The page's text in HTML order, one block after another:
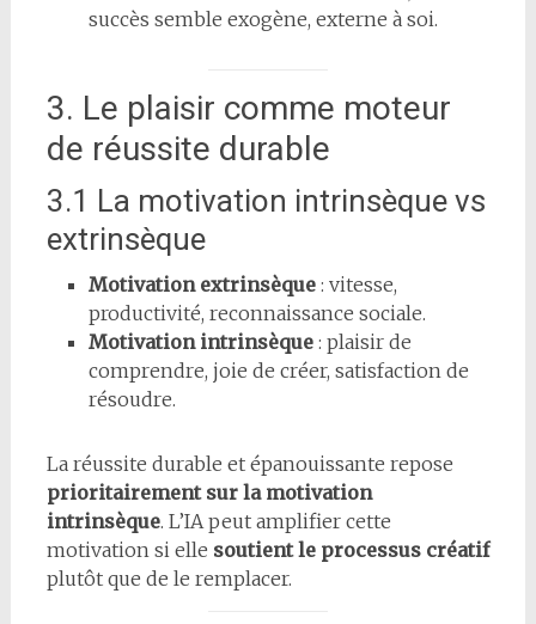
succès semble exogène, externe à soi.
3. Le plaisir comme moteur
de réussite durable
3.1 La motivation intrinsèque vs
extrinsèque
Motivation extrinsèque: vitesse,
productivité, reconnaissance sociale.
Motivation intrinsèque: plaisir de
comprendre, joie de créer, satisfaction de
résoudre.
La réussite durable et épanouissante repose
prioritairement sur la motivation
intrinsèque. L’IA peut amplifier cette
motivation si elle soutient le processus créatif
plutôt que de le remplacer.